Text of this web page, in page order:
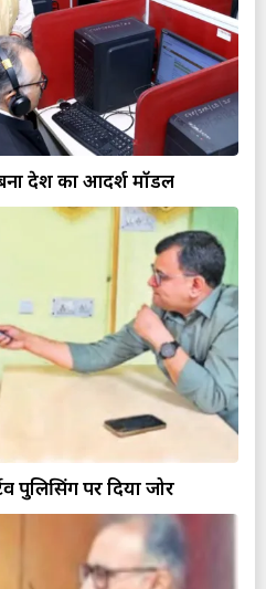
देश का आदर्श मॉडल
पुलिसिंग पर दिया जोर